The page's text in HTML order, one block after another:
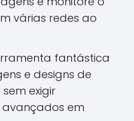
várias redes ao
fantástica
e designs de
exigir
em